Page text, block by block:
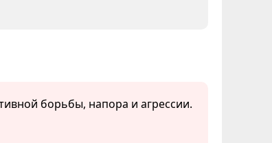
борьбы, напора и агрессии.